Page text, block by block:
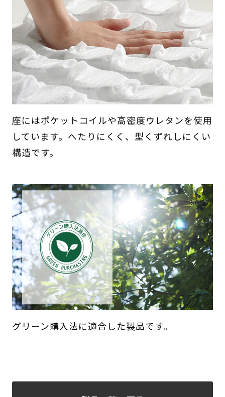
座にはポケットコイルや高密度ウレタンを使用
しています。へたりにくく、型くずれしにくい
構造です。
グリーン購入法に適合した製品です。